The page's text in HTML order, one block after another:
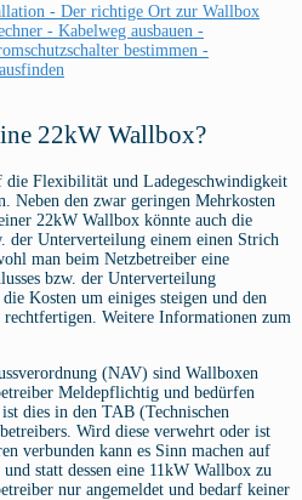
- Der richtige Ort zur Wallbox
- Kabelweg ausbauen -
bestimmen -
22kW Wallbox?
Flexibilität und Ladegeschwindigkeit
Neben den zwar geringen Mehrkosten
22kW Wallbox könnte auch die
der Unterverteilung einem einen Strich
man beim Netzbetreiber eine
bzw. der Unterverteilung
Kosten um einiges steigen und den
Weitere Informationen zum
(NAV) sind Wallboxen
Meldepflichtig und bedürfen
dies in den TAB (Technischen
Wird diese verwehrt oder ist
verbunden kann es Sinn machen auf
statt dessen eine 11kW Wallbox zu
nur angemeldet und bedarf keiner